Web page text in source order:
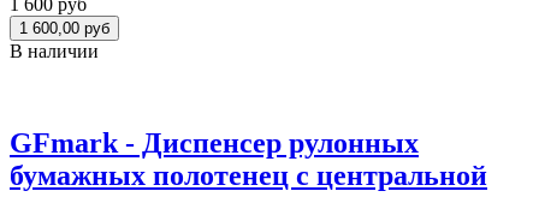
1 600 руб
В наличии
GFmark - Диспенсер рулонных
бумажных полотенец с центральной